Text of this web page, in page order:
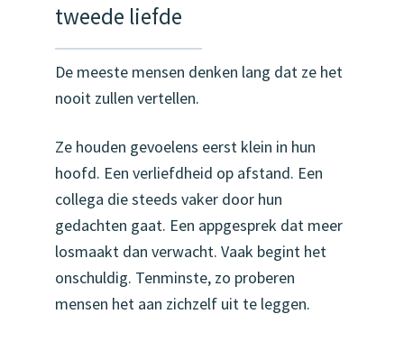
tweede liefde
De meeste mensen denken lang dat ze het
nooit zullen vertellen.
Ze houden gevoelens eerst klein in hun
hoofd. Een verliefdheid op afstand. Een
collega die steeds vaker door hun
gedachten gaat. Een appgesprek dat meer
losmaakt dan verwacht. Vaak begint het
onschuldig. Tenminste, zo proberen
mensen het aan zichzelf uit te leggen.